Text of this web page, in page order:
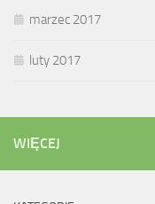
marzec 2017
luty 2017
WIĘCEJ